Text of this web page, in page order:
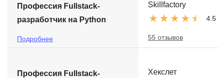
Профессия Fullstack-
разработчик на Python
Подробнее
Skillfactory
4.5
55 отзывов
Профессия Fullstack-
Хекслет